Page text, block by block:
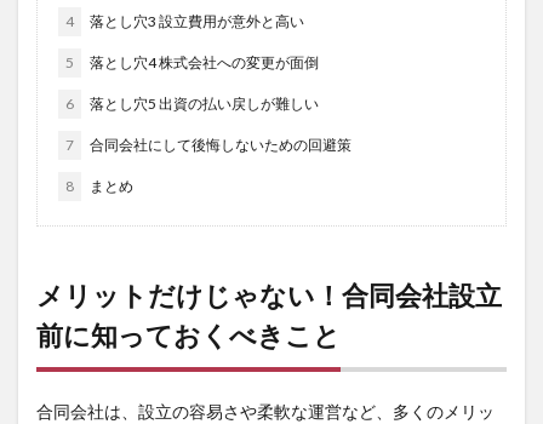
4 落とし穴3 設立費用が意外と高い
5 落とし穴4 株式会社への変更が面倒
6 落とし穴5 出資の払い戻しが難しい
7 合同会社にして後悔しないための回避策
8 まとめ
メリットだけじゃない！合同会社設立
前に知っておくべきこと
合同会社は、設立の容易さや柔軟な運営など、多くのメリッ